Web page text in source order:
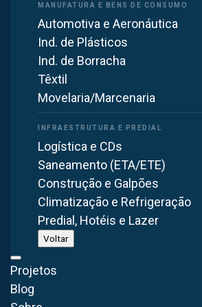
Automotiva e Aeronáutica
Ind. de Plásticos
Ind. de Borracha
Têxtil
Movelaria/Marcenaria
Logística e CDs
Saneamento (ETA/ETE)
Construção e Galpões
Climatização e Refrigeração
Predial, Hotéis e Lazer
Voltar
Projetos
Blog
explosões.
Para escolher e instalar com segurança
laboratórios, é importante ter a
especializados. Por esse motivo, é
um fornecedor de confiança que possa
processo.
Exaustor para
Exaustores em PRFV
gases corrosivos. Alta
e durabilidade.